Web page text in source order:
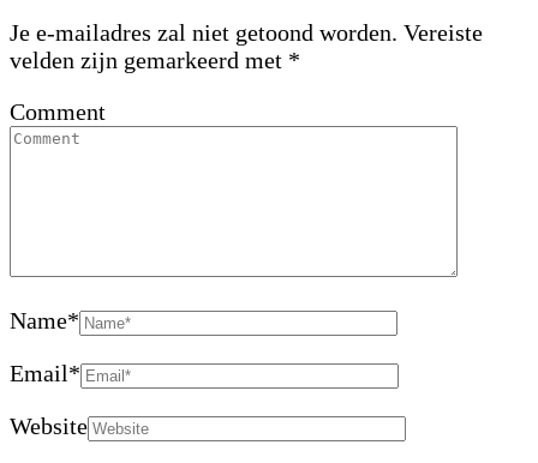
Je e-mailadres zal niet getoond worden. Vereiste
velden zijn gemarkeerd met *
Comment
Name*
Email*
Website